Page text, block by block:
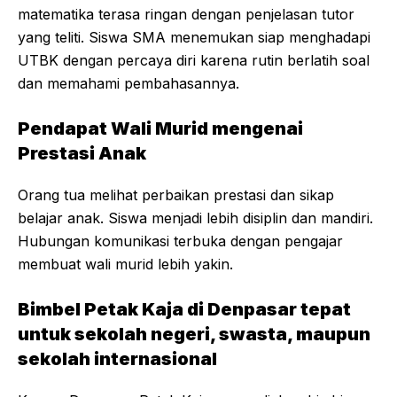
matematika terasa ringan dengan penjelasan tutor
yang teliti. Siswa SMA menemukan siap menghadapi
UTBK dengan percaya diri karena rutin berlatih soal
dan memahami pembahasannya.
Pendapat Wali Murid mengenai
Prestasi Anak
Orang tua melihat perbaikan prestasi dan sikap
belajar anak. Siswa menjadi lebih disiplin dan mandiri.
Hubungan komunikasi terbuka dengan pengajar
membuat wali murid lebih yakin.
Bimbel Petak Kaja di Denpasar tepat
untuk sekolah negeri, swasta, maupun
sekolah internasional